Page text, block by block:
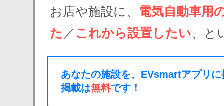
お店や施設に、 電気自動車用
た ／ これから設置したい、と
あなたの施設を、EVsmartアプリ
掲載は無料です！